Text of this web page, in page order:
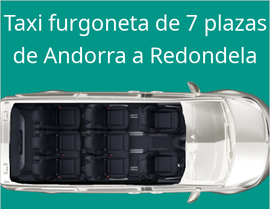
Taxi furgoneta de 7 plazas
de Andorra a Redondela